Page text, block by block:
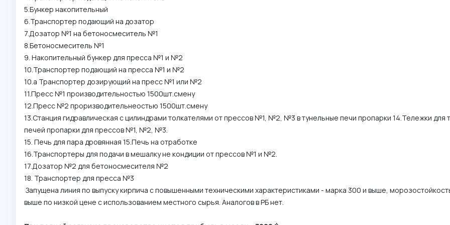
5.Бункер накопительный
6.Транспортер подающий на дозатор
7.Дозатор №1 на бетоносмеситель №1
8.Бетоносмеситель №1
9. Накопительный бункер для пресса №1 и №2
10.Транспортер подающий на пресса №1 и №2
10.а Транспортер дозирующий на пресс №1 или №2
11.Пресс №1 производительностью 1500шт.смену
12.Пресс №2 проризводительнеостью 1500шт.смену
13.Станция гидравлическая с цилиндрами толкателями от прессов №1, №2, №3 в тунельные печи пропарки 14.Тележки для
печей пропарки для прессов №1, №2, №3.
15. Печь для пара дровянная 15.Печь на отработке
16.Транспортеры для подачи в мешалку не кондиции от прессов №1 и №2.
17.Дозатор №2 для бетоносмесителя №2
18. Транспортер для пресса №3
Запущена линия по выпуску кирпича с повышенными техническими характеристиками - марка 300 и выше,
выше по низкой цене с использованием местного сырья. Аналогов в РБ нет.